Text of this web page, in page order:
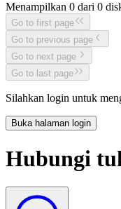
Menampilkan 0 dari 0
Go to first page
Go to previous page
Go to next page
Go to last page
Silahkan login untuk
Buka halaman login
Hubungi